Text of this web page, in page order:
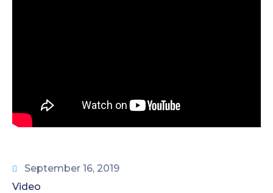
September 16, 2019
Video